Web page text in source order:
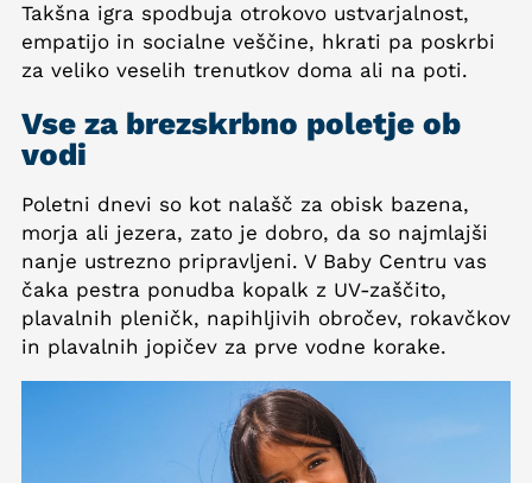
Takšna igra spodbuja otrokovo ustvarjalnost,
empatijo in socialne veščine, hkrati pa poskrbi
za veliko veselih trenutkov doma ali na poti.
Vse za brezskrbno poletje ob
vodi
Poletni dnevi so kot nalašč za obisk bazena,
morja ali jezera, zato je dobro, da so najmlajši
nanje ustrezno pripravljeni. V Baby Centru vas
čaka pestra ponudba kopalk z UV-zaščito,
plavalnih pleničk, napihljivih obročev, rokavčkov
in plavalnih jopičev za prve vodne korake.